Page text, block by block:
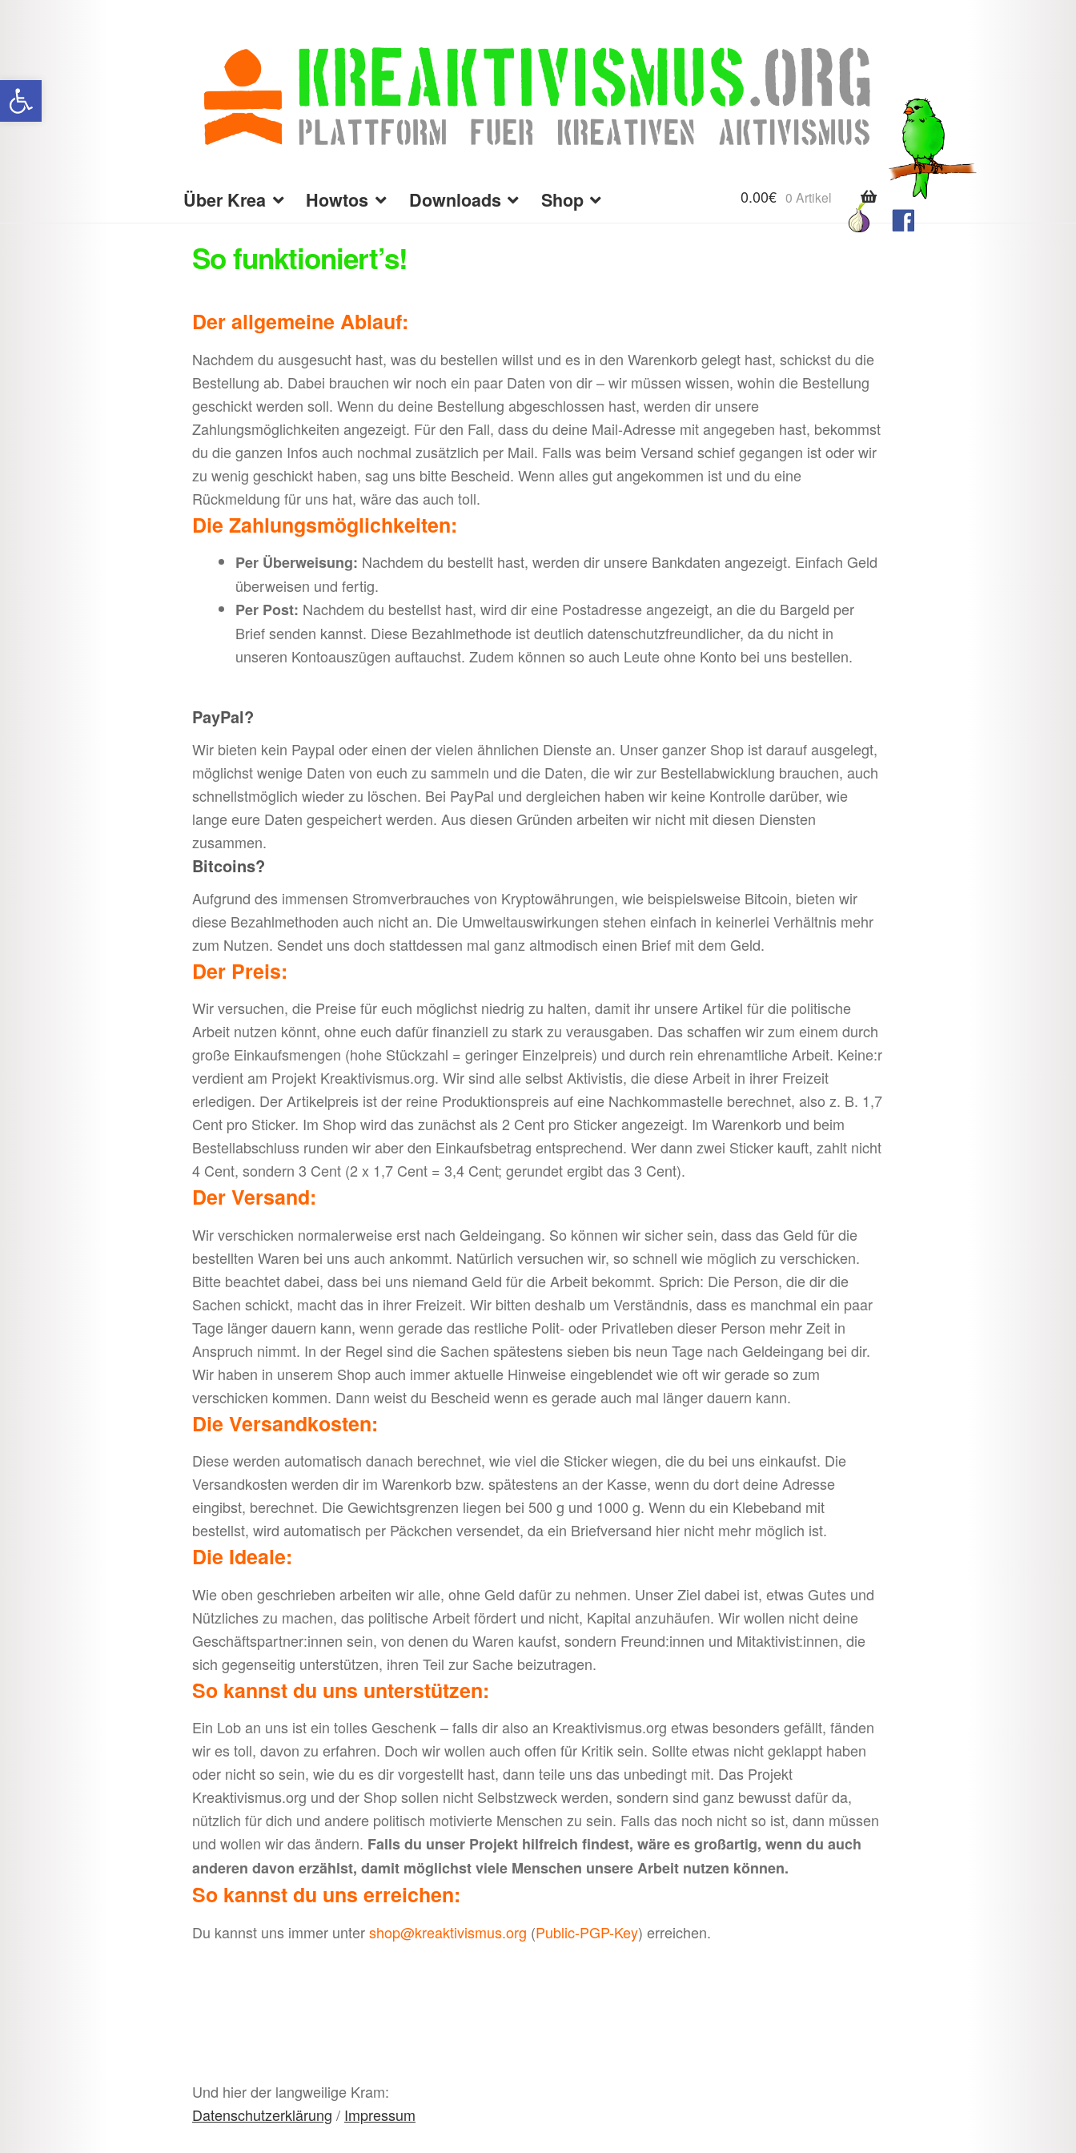
Werkzeugleiste öffnen
Navigation
springen
Inhalt
springen
Über Krea Howtos Downloads Shop 0.00€ 0 Artikel
So funktioniert’s!
Der allgemeine Ablauf:
Nachdem du ausgesucht hast, was du bestellen willst und es in den Warenkorb gelegt hast, schickst du die
Bestellung ab. Dabei brauchen wir noch ein paar Daten von dir – wir müssen wissen, wohin die Bestellung
geschickt werden soll. Wenn du deine Bestellung abgeschlossen hast, werden dir unsere
Zahlungsmöglichkeiten angezeigt. Für den Fall, dass du deine Mail-Adresse mit angegeben hast, bekommst
du die ganzen Infos auch nochmal zusätzlich per Mail. Falls was beim Versand schief gegangen ist oder wir
zu wenig geschickt haben, sag uns bitte Bescheid. Wenn alles gut angekommen ist und du eine
Rückmeldung für uns hat, wäre das auch toll.
Die Zahlungsmöglichkeiten:
Per Überweisung: Nachdem du bestellt hast, werden dir unsere Bankdaten angezeigt. Einfach Geld
überweisen und fertig.
Per Post: Nachdem du bestellst hast, wird dir eine Postadresse angezeigt, an die du Bargeld per
Brief senden kannst. Diese Bezahlmethode ist deutlich datenschutzfreundlicher, da du nicht in
unseren Kontoauszügen auftauchst. Zudem können so auch Leute ohne Konto bei uns bestellen.
PayPal?
Wir bieten kein Paypal oder einen der vielen ähnlichen Dienste an. Unser ganzer Shop ist darauf ausgelegt,
möglichst wenige Daten von euch zu sammeln und die Daten, die wir zur Bestellabwicklung brauchen, auch
schnellstmöglich wieder zu löschen. Bei PayPal und dergleichen haben wir keine Kontrolle darüber, wie
lange eure Daten gespeichert werden. Aus diesen Gründen arbeiten wir nicht mit diesen Diensten
zusammen.
Bitcoins?
Aufgrund des immensen Stromverbrauches von Kryptowährungen, wie beispielsweise Bitcoin, bieten wir
diese Bezahlmethoden auch nicht an. Die Umweltauswirkungen stehen einfach in keinerlei Verhältnis mehr
zum Nutzen. Sendet uns doch stattdessen mal ganz altmodisch einen Brief mit dem Geld.
Der Preis:
Wir versuchen, die Preise für euch möglichst niedrig zu halten, damit ihr unsere Artikel für die politische
Arbeit nutzen könnt, ohne euch dafür finanziell zu stark zu verausgaben. Das schaffen wir zum einem durch
große Einkaufsmengen (hohe Stückzahl = geringer Einzelpreis) und durch rein ehrenamtliche Arbeit. Keine:r
verdient am Projekt Kreaktivismus.org. Wir sind alle selbst Aktivistis, die diese Arbeit in ihrer Freizeit
erledigen. Der Artikelpreis ist der reine Produktionspreis auf eine Nachkommastelle berechnet, also z. B. 1,7
Cent pro Sticker. Im Shop wird das zunächst als 2 Cent pro Sticker angezeigt. Im Warenkorb und beim
Bestellabschluss runden wir aber den Einkaufsbetrag entsprechend. Wer dann zwei Sticker kauft, zahlt nicht
4 Cent, sondern 3 Cent (2 x 1,7 Cent = 3,4 Cent; gerundet ergibt das 3 Cent).
Der Versand:
Wir verschicken normalerweise erst nach Geldeingang. So können wir sicher sein, dass das Geld für die
bestellten Waren bei uns auch ankommt. Natürlich versuchen wir, so schnell wie möglich zu verschicken.
Bitte beachtet dabei, dass bei uns niemand Geld für die Arbeit bekommt. Sprich: Die Person, die dir die
Sachen schickt, macht das in ihrer Freizeit. Wir bitten deshalb um Verständnis, dass es manchmal ein paar
Tage länger dauern kann, wenn gerade das restliche Polit- oder Privatleben dieser Person mehr Zeit in
Anspruch nimmt. In der Regel sind die Sachen spätestens sieben bis neun Tage nach Geldeingang bei dir.
Wir haben in unserem Shop auch immer aktuelle Hinweise eingeblendet wie oft wir gerade so zum
verschicken kommen. Dann weist du Bescheid wenn es gerade auch mal länger dauern kann.
Die Versandkosten:
Diese werden automatisch danach berechnet, wie viel die Sticker wiegen, die du bei uns einkaufst. Die
Versandkosten werden dir im Warenkorb bzw. spätestens an der Kasse, wenn du dort deine Adresse
eingibst, berechnet. Die Gewichtsgrenzen liegen bei 500 g und 1000 g. Wenn du ein Klebeband mit
bestellst, wird automatisch per Päckchen versendet, da ein Briefversand hier nicht mehr möglich ist.
Die Ideale:
Wie oben geschrieben arbeiten wir alle, ohne Geld dafür zu nehmen. Unser Ziel dabei ist, etwas Gutes und
Nützliches zu machen, das politische Arbeit fördert und nicht, Kapital anzuhäufen. Wir wollen nicht deine
Geschäftspartner:innen sein, von denen du Waren kaufst, sondern Freund:innen und Mitaktivist:innen, die
sich gegenseitig unterstützen, ihren Teil zur Sache beizutragen.
So kannst du uns unterstützen:
Ein Lob an uns ist ein tolles Geschenk – falls dir also an Kreaktivismus.org etwas besonders gefällt, fänden
wir es toll, davon zu erfahren. Doch wir wollen auch offen für Kritik sein. Sollte etwas nicht geklappt haben
oder nicht so sein, wie du es dir vorgestellt hast, dann teile uns das unbedingt mit. Das Projekt
Kreaktivismus.org und der Shop sollen nicht Selbstzweck werden, sondern sind ganz bewusst dafür da,
nützlich für dich und andere politisch motivierte Menschen zu sein. Falls das noch nicht so ist, dann müssen
und wollen wir das ändern. Falls du unser Projekt hilfreich findest, wäre es großartig, wenn du auch
anderen davon erzählst, damit möglichst viele Menschen unsere Arbeit nutzen können.
So kannst du uns erreichen:
Du kannst uns immer untershop@kreaktivismus.org (Public-PGP-Key) erreichen.
Und hier der langweilige Kram:
Datenschutzerklärung / Impressum